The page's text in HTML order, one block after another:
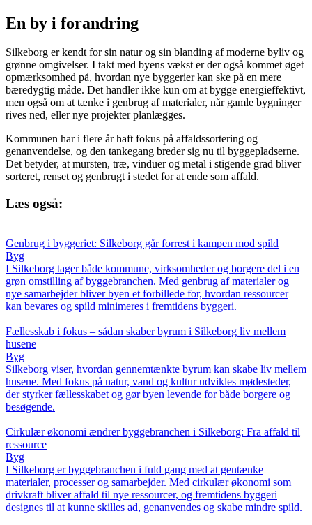
En by i forandring
Silkeborg er kendt for sin natur og sin blanding af moderne byliv og
grønne omgivelser. I takt med byens vækst er der også kommet øget
opmærksomhed på, hvordan nye byggerier kan ske på en mere
bæredygtig måde. Det handler ikke kun om at bygge energieffektivt,
men også om at tænke i genbrug af materialer, når gamle bygninger
rives ned, eller nye projekter planlægges.
Kommunen har i flere år haft fokus på affaldssortering og
genanvendelse, og den tankegang breder sig nu til byggepladserne.
Det betyder, at mursten, træ, vinduer og metal i stigende grad bliver
sorteret, renset og genbrugt i stedet for at ende som affald.
Læs også:
Genbrug i byggeriet: Silkeborg går forrest i kampen mod spild
Byg
I Silkeborg tager både kommune, virksomheder og borgere del i en
grøn omstilling af byggebranchen. Med genbrug af materialer og
nye samarbejder bliver byen et forbillede for, hvordan ressourcer
kan bevares og spild minimeres i fremtidens byggeri.
Fællesskab i fokus – sådan skaber byrum i Silkeborg liv mellem
husene
Byg
Silkeborg viser, hvordan gennemtænkte byrum kan skabe liv mellem
husene. Med fokus på natur, vand og kultur udvikles mødesteder,
der styrker fællesskabet og gør byen levende for både borgere og
besøgende.
Cirkulær økonomi ændrer byggebranchen i Silkeborg: Fra affald til
ressource
Byg
I Silkeborg er byggebranchen i fuld gang med at gentænke
materialer, processer og samarbejder. Med cirkulær økonomi som
drivkraft bliver affald til nye ressourcer, og fremtidens byggeri
designes til at kunne skilles ad, genanvendes og skabe mindre spild.